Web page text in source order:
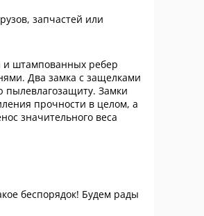
запчастей или
и штампованных ребер
Два замка с защелками
пылевлагозащиту. Замки
прочности в целом, а
значительного веса
беспорядок! Будем рады